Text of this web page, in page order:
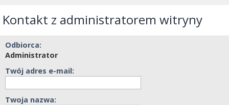
Kontakt z administratorem witryny
Odbiorca:
Administrator
Twój adres e-mail:
Twoja nazwa: